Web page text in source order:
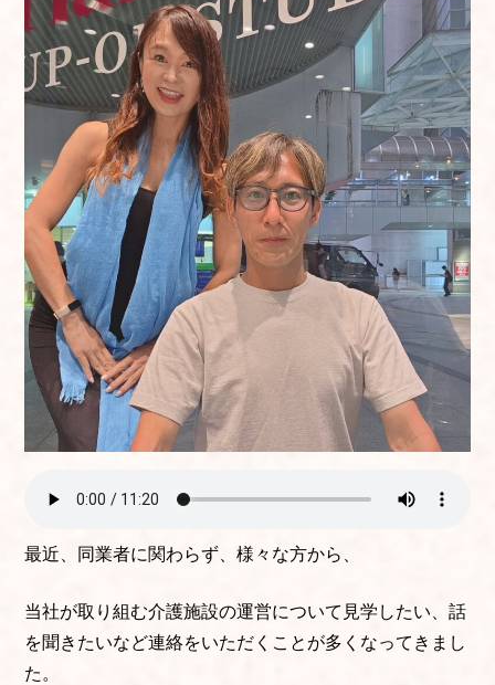
最近、同業者に関わらず、様々な方から、
当社が取り組む介護施設の運営について見学したい、話
を聞きたいなど連絡をいただくことが多くなってきまし
た。